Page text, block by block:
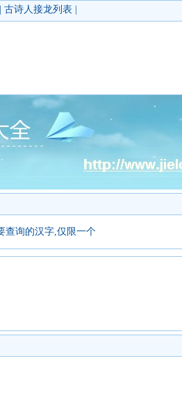
古诗人接龙列表
查询的汉字,仅限一个